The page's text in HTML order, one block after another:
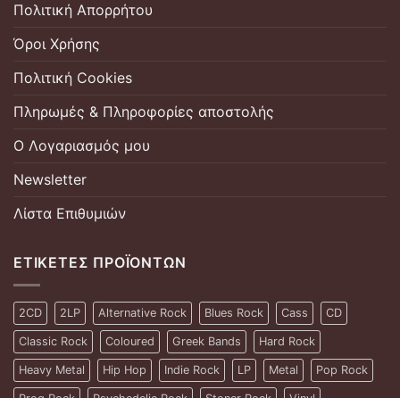
Πολιτική Απορρήτου
Όροι Χρήσης
Πολιτική Cookies
Πληρωμές & Πληροφορίες αποστολής
Ο Λογαριασμός μου
Newsletter
Λίστα Επιθυμιών
ΕΤΙΚΈΤΕΣ ΠΡΟΪΌΝΤΩΝ
2CD 2LP Alternative Rock Blues Rock Cass CD
Classic Rock Coloured Greek Bands Hard Rock
Heavy Metal Hip Hop Indie Rock LP Metal Pop Rock